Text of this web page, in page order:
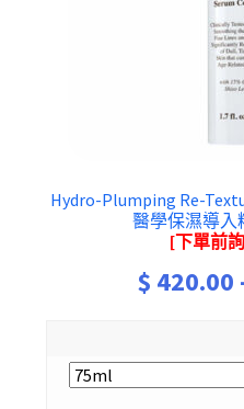
Hydro-Plumping Re-
醫學保濕導入
[下單前
$ 420.00